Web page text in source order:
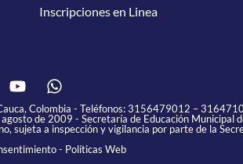
Inscripciones en Linea
Colombia - Teléfonos:3156479012 –
de 2009 - Secretaría de Educación Municipal
sujeta a inspección y vigilancia por parte de la
- Políticas Web